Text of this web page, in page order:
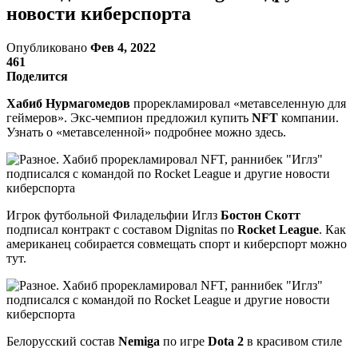
новости киберспорта
Опубликовано Фев 4, 2022
461
Поделится
Хабиб Нурмагомедов прорекламировал «метавселенную для
геймеров». Экс-чемпион предложил купить NFT компании.
Узнать о «метавселенной» подробнее можно здесь.
Игрок футбольной Филадельфии Иглз Бостон Скотт
подписал контракт с составом Dignitas по Rocket League. Как
американец собирается совмещать спорт и киберспорт можно
тут.
Белорусский состав Nemiga по игре Dota 2 в красивом стиле